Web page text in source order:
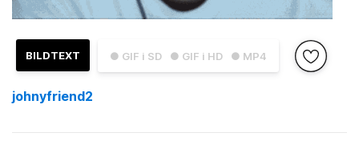
● GIF i SD ● GIF i HD ● MP4
BILDTEXT
johnyfriend2